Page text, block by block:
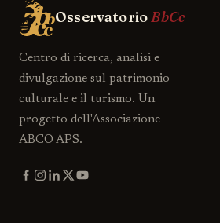
OsservatorioBbCc
Centro di ricerca, analisi e
divulgazione sul patrimonio
culturale e il turismo. Un
progetto dell'Associazione
ABCO APS.